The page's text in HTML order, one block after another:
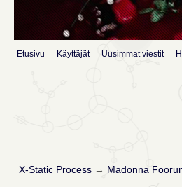
Etusivu Käyttäjät Uusimmat viestit
X-Static Process→ Madonna